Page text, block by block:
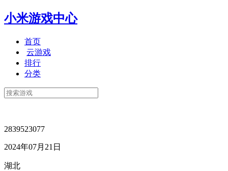
小米游戏中心
首页
云游戏
排行
分类
2839523077
2024年07月21日
湖北